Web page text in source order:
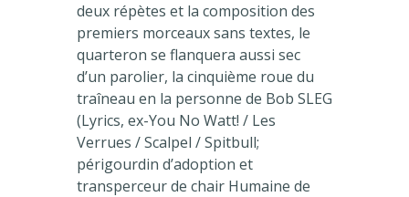
deux répètes et la composition des
premiers morceaux sans textes, le
quarteron se flanquera aussi sec
d’un parolier, la cinquième roue du
traîneau en la personne de Bob SLEG
(Lyrics, ex-You No Watt! / Les
Verrues / Scalpel / Spitbull;
périgourdin d’adoption et
transperceur de chair Humaine de